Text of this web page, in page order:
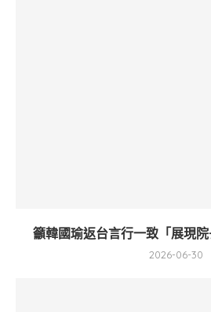
籲韓國瑜返台言行一致「展現
2026-06-30